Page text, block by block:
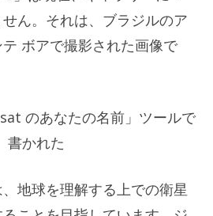
ん。それは、ブラジルのア
ボアで撮影された画像で
のあなたの名前」ツールで
書かれた
地球を理解する上での衛星